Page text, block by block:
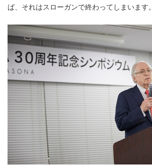
ば、それはスローガンで終わってしまいます。